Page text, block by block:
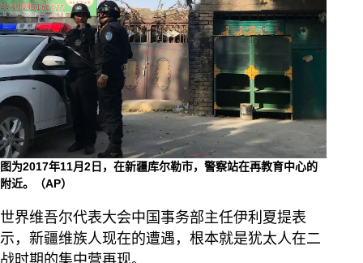
图为2017年11月2日，在新疆库尔勒市，警察站在再教育中心的
附近。（AP）
世界维吾尔代表大会中国事务部主任伊利夏提表
示，新疆维族人现在的遭遇，根本就是犹太人在二